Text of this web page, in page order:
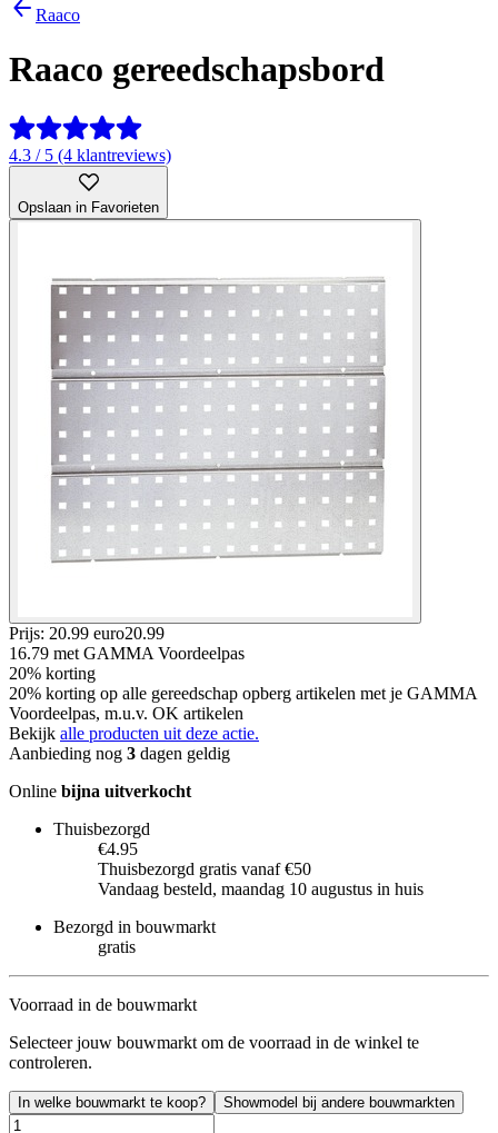
Raaco
Raaco gereedschapsbord
4.3 / 5 (4 klantreviews)
Opslaan in Favorieten
Prijs: 20.99 euro20.99
16.79 met GAMMA Voordeelpas
20% korting
20% korting op alle gereedschap opberg artikelen met je GAMMA
Voordeelpas, m.u.v. OK artikelen
Bekijk alle producten uit deze actie.
Aanbieding nog 3 dagen geldig
Online bijna uitverkocht
Thuisbezorgd
€4.95
Thuisbezorgd gratis vanaf €50
Vandaag besteld, maandag 10 augustus in huis
Bezorgd in bouwmarkt
gratis
Voorraad in de bouwmarkt
Selecteer jouw bouwmarkt om de voorraad in de winkel te
controleren.
In welke bouwmarkt te koop? Showmodel bij andere bouwmarkten